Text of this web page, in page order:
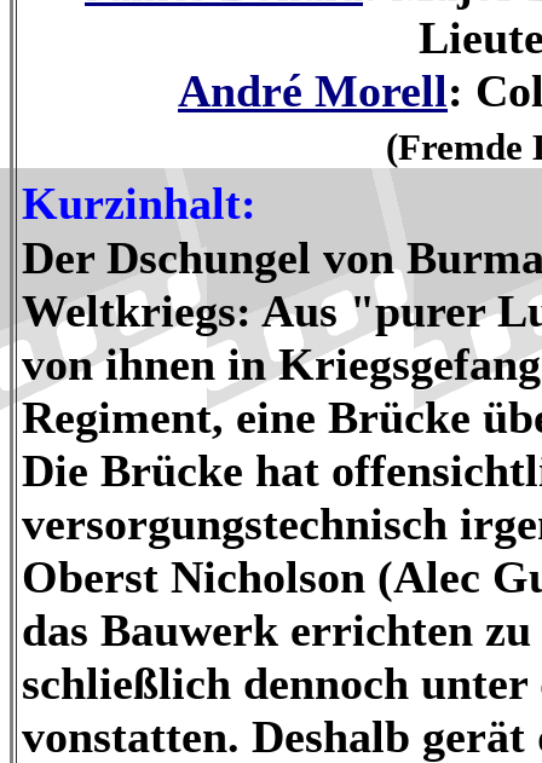
André Morell:
(Fremde
Kurzinhalt:
Der Dschungel von
Weltkriegs: Aus "purer
von ihnen in
Regiment, eine Brücke
Die Brücke hat
versorgungstechnisch
Oberst Nicholson (Alec
das Bauwerk errichten zu
schließlich dennoch
vonstatten. Deshalb